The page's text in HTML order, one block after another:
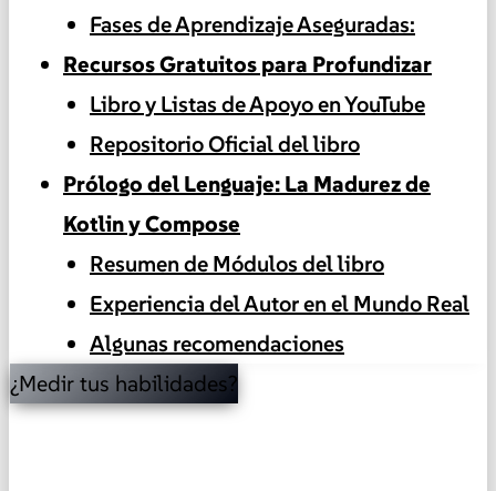
Fases de Aprendizaje Aseguradas:
Recursos Gratuitos para Profundizar
Libro y Listas de Apoyo en YouTube
Repositorio Oficial del libro
Prólogo del Lenguaje: La Madurez de
Kotlin y Compose
Resumen de Módulos del libro
Experiencia del Autor en el Mundo Real
Algunas recomendaciones
¿Medir tus habilidades?